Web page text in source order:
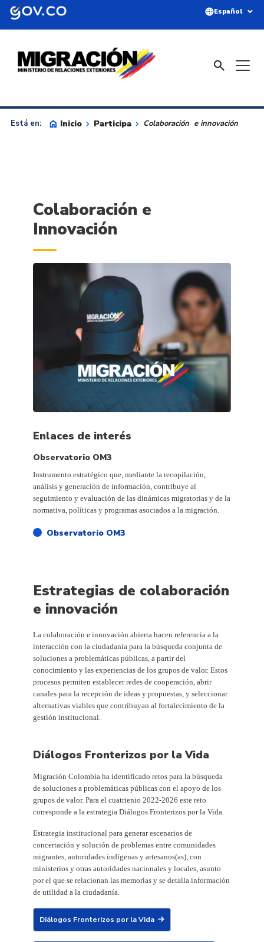
Saltar al contenido principal
languageEspañol expand_more
search
Está en: home Inicio keyboard_arrow_right Participa keyboard_arrow_right Colaboración e innovación
Colaboración e
Innovación
Enlaces de interés
Observatorio OM3
Instrumento estratégico que, mediante la recopilación,
análisis y generación de información, contribuye al
seguimiento y evaluación de las dinámicas migratorias y de la
normativa, políticas y programas asociados a la migración.
Observatorio OM3
Estrategias de colaboración
e innovación
La colaboración e innovación abierta hacen referencia a la
interacción con la ciudadanía para la búsqueda conjunta de
soluciones a problemáticas públicas, a partir del
conocimiento y las experiencias de los grupos de valor. Estos
procesos permiten establecer redes de cooperación, abrir
canales para la recepción de ideas y propuestas, y seleccionar
alternativas viables que contribuyan al fortalecimiento de la
gestión institucional.
Diálogos Fronterizos por la Vida
Migración Colombia ha identificado retos para la búsqueda
de soluciones a problemáticas públicas con el apoyo de los
grupos de valor. Para el cuatrienio 2022-2026 este reto
corresponde a la estrategia Diálogos Fronterizos por la Vida.
Estrategia institucional para generar escenarios de
concertación y solución de problemas entre comunidades
migrantes, autoridades indígenas y artesanos(as), con
ministerios y otras autoridades nacionales y locales, asunto
por el que se relacionan las memorias y se detalla información
de utilidad a la ciudadanía.
Diálogos Fronterizos por la Vida